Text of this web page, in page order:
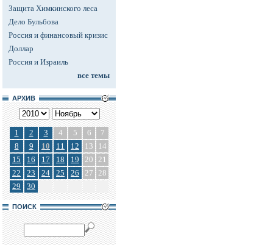
Защита Химкинского леса
Дело Бульбова
Россия и финансовый кризис
Доллар
Россия и Израиль
все темы
АРХИВ
1 2 3 4 5 6
7
8
9 10 11 12 13
14
15
16 17 18 19 20 21
22
23 24 25 26 27 28
29
30
ПОИСК